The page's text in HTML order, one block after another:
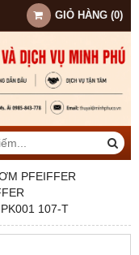
GIỎ HÀNG (0)
PFEIFFER
107-T